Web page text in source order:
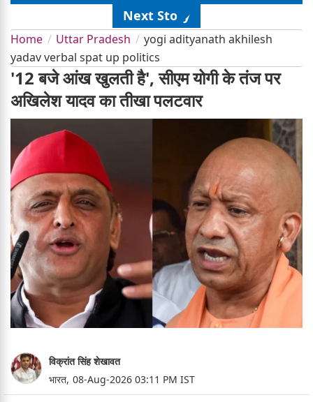
Next Story
Home Uttar Pradesh
yogi adityanath akhilesh
yadav verbal spat up politics
'12 बजे आंख खुलती है', सीएम योगी के तंज पर
अखिलेश यादव का तीखा पलटवार
विक्रांत सिंह शेखावत
भारत, 08-Aug-2026 03:11 PM IST